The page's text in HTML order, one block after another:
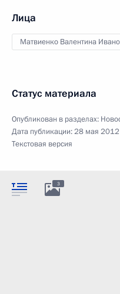
Лица
Матвиенко Валентина
Статус материала
Опубликован в разделах:
Дата публикации:28 мая 2012
Текстовая версия
3